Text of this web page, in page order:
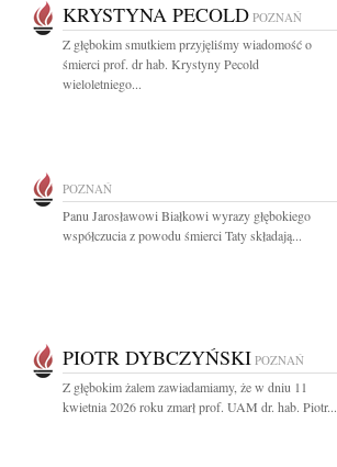
KRYSTYNA PECOLD POZNAŃ
Z głębokim smutkiem przyjęliśmy wiadomość o
śmierci prof. dr hab. Krystyny Pecold
wieloletniego...
POZNAŃ
Panu Jarosławowi Białkowi wyrazy głębokiego
współczucia z powodu śmierci Taty składają...
PIOTR DYBCZYŃSKI POZNAŃ
Z głębokim żalem zawiadamiamy, że w dniu 11
kwietnia 2026 roku zmarł prof. UAM dr. hab. Piotr...